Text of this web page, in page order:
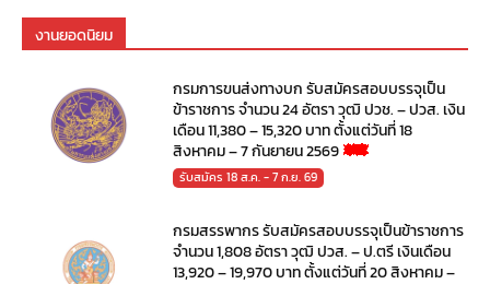
งานยอดนิยม
กรมการขนส่งทางบก รับสมัครสอบบรรจุเป็น
ข้าราชการ จำนวน 24 อัตรา วุฒิ ปวช. – ปวส. เงิน
เดือน 11,380 – 15,320 บาท ตั้งแต่วันที่ 18
สิงหาคม – 7 กันยายน 2569
รับสมัคร 18 ส.ค. - 7 ก.ย. 69
กรมสรรพากร รับสมัครสอบบรรจุเป็นข้าราชการ
จำนวน 1,808 อัตรา วุฒิ ปวส. – ป.ตรี เงินเดือน
13,920 – 19,970 บาท ตั้งแต่วันที่ 20 สิงหาคม –